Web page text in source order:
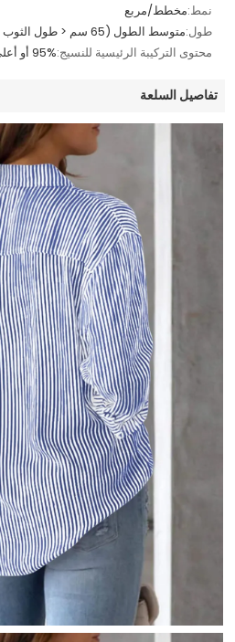
نمط:مخطط/مربع
طول:متوسط الطول (65 سم < طول الثوب ≤ 80 سم)
محتوى التركيبة الرئيسية للنسيج:95% أو أعلى
تفاصيل السلعة